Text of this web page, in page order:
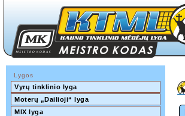
Lygos
Vyrų tinklinio lyga
Moterų „Dailioji“ lyga
MIX lyga